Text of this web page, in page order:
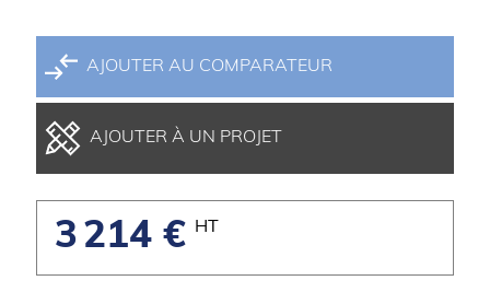
AJOUTER AU COMPARATEUR
AJOUTER À UN PROJET
3 214 € HT